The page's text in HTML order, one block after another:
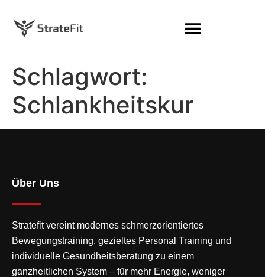
Schlagwort:
Schlankheitskur
Über Uns
Stratefit vereint modernes schmerzorientiertes
Bewegungstraining, gezieltes Personal Training und
individuelle Gesundheitsberatung zu einem
ganzheitlichen System – für mehr Energie, weniger